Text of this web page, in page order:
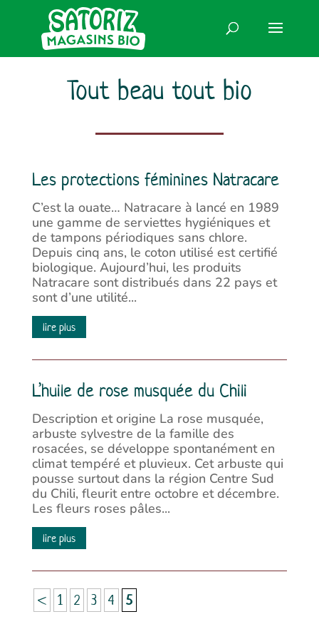
Tout beau tout bio
Les protections féminines Natracare
C’est la ouate… Natracare à lancé en 1989
une gamme de serviettes hygiéniques et
de tampons périodiques sans chlore.
Depuis cinq ans, le coton utilisé est certifié
biologique. Aujourd’hui, les produits
Natracare sont distribués dans 22 pays et
sont d’une utilité...
lire plus
L’huile de rose musquée du Chili
Description et origine La rose musquée,
arbuste sylvestre de la famille des
rosacées, se développe spontanément en
climat tempéré et pluvieux. Cet arbuste qui
pousse surtout dans la région Centre Sud
du Chili, fleurit entre octobre et décembre.
Les fleurs roses pâles...
lire plus
< 1 2 3 4 5